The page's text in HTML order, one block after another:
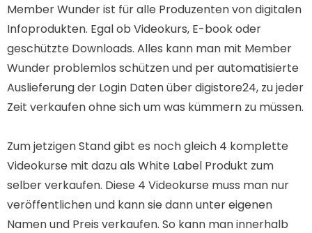
Member Wunder ist für alle Produzenten von digitalen
Infoprodukten. Egal ob Videokurs, E-book oder
geschützte Downloads. Alles kann man mit Member
Wunder problemlos schützen und per automatisierte
Auslieferung der Login Daten über digistore24, zu jeder
Zeit verkaufen ohne sich um was kümmern zu müssen.
Zum jetzigen Stand gibt es noch gleich 4 komplette
Videokurse mit dazu als White Label Produkt zum
selber verkaufen. Diese 4 Videokurse muss man nur
veröffentlichen und kann sie dann unter eigenen
Namen und Preis verkaufen. So kann man innerhalb